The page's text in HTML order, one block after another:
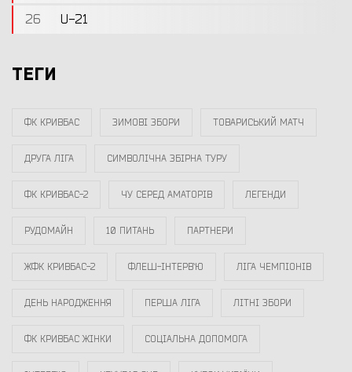
26
U-21
ТЕГИ
ФК КРИВБАС ЗИМОВІ ЗБОРИ ТОВАРИСЬКИЙ МАТЧ
ДРУГА ЛІГА СИМВОЛІЧНА ЗБІРНА ТУРУ
ФК КРИВБАС-2 ЧУ СЕРЕД АМАТОРІВ ЛЕГЕНДИ
РУДОМАЙН 10 ПИТАНЬ ПАРТНЕРИ
ЖФК КРИВБАС-2 ФЛЕШ-ІНТЕРВ`Ю ЛІГА ЧЕМПІОНІВ
ДЕНЬ НАРОДЖЕННЯ ПЕРША ЛІГА ЛІТНІ ЗБОРИ
ФК КРИВБАС ЖІНКИ СОЦІАЛЬНА ДОПОМОГА